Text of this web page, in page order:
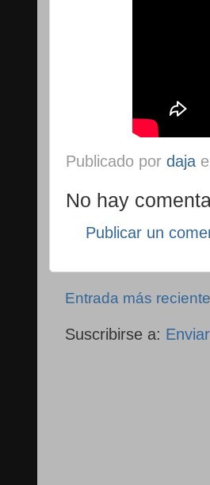
Publicado por daja
No hay
Publicar un
Entrada más reciente
Suscribirse a: